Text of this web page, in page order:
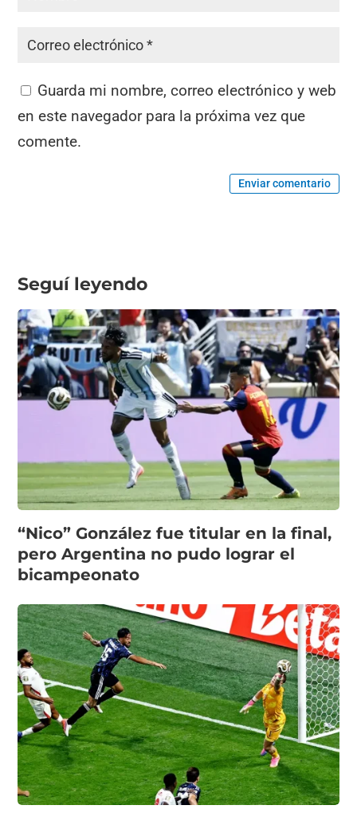
Guarda mi nombre, correo electrónico y web
en este navegador para la próxima vez que
comente.
Enviar comentario
Seguí leyendo
“Nico” González fue titular en la final,
pero Argentina no pudo lograr el
bicampeonato